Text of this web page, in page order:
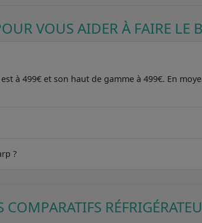
VOUS AIDER À FAIRE LE
à 499€ et son haut de gamme à 499€. En
?
COMPARATIFS